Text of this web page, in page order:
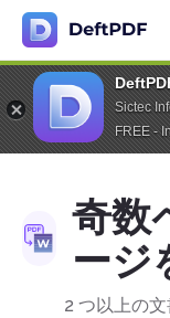
Sictec
FREE -
奇数
ージ
2 つ以上の